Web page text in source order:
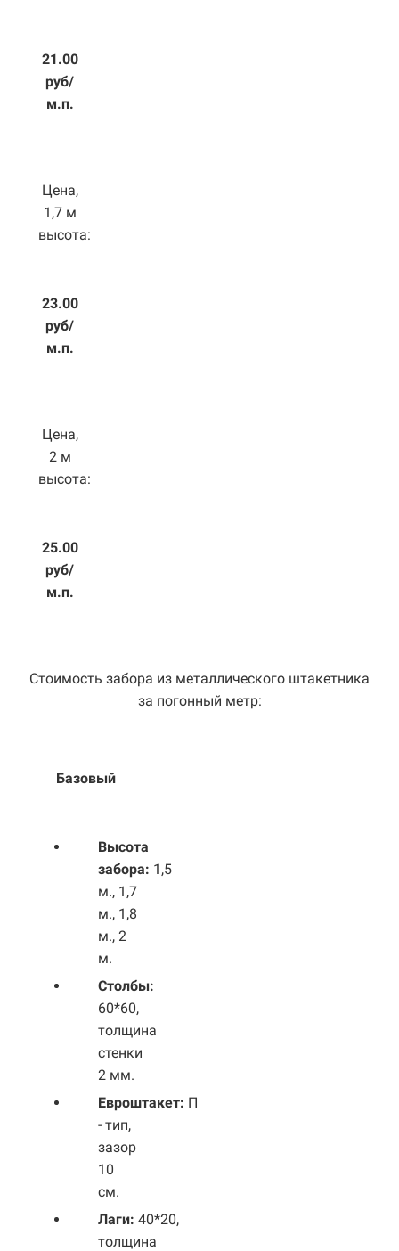
21.00
руб/
м.п.
Цена,
1,7 м
высота:
23.00
руб/
м.п.
Цена,
2 м
высота:
25.00
руб/
м.п.
Стоимость забора из металлического штакетника
за погонный метр:
Базовый
Высота
забора: 1,5
м., 1,7
м., 1,8
м., 2
м.
Столбы:
60*60,
толщина
стенки
2 мм.
Евроштакет: П
- тип,
зазор
10
см.
Лаги: 40*20,
толщина